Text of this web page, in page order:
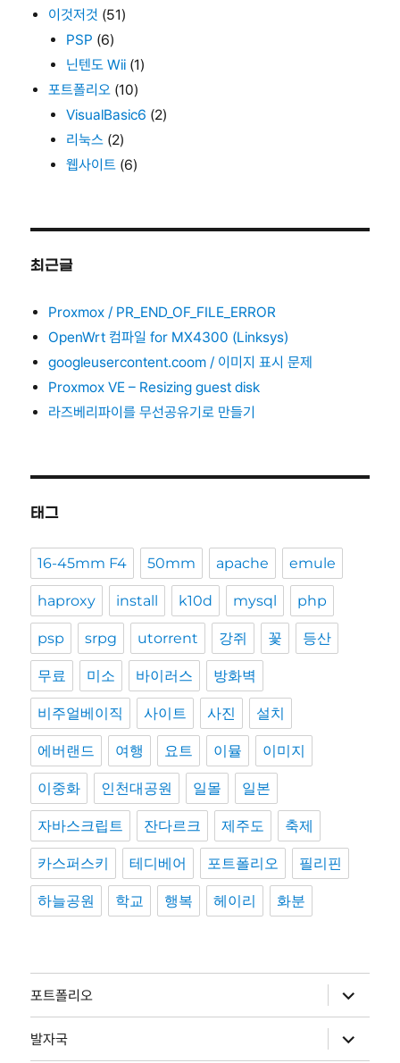
이것저것 (51)
PSP (6)
닌텐도 Wii (1)
포트폴리오 (10)
VisualBasic6 (2)
리눅스 (2)
웹사이트 (6)
최근글
Proxmox / PR_END_OF_FILE_ERROR
OpenWrt 컴파일 for MX4300 (Linksys)
googleusercontent.coom / 이미지 표시 문제
Proxmox VE – Resizing guest disk
라즈베리파이를 무선공유기로 만들기
태그
16-45mm F4 50mm apache emule
haproxy install k10d mysql php
psp srpg utorrent 강쥐 꽃 등산
무료 미소 바이러스 방화벽
비주얼베이직 사이트 사진 설치
에버랜드 여행 요트 이뮬 이미지
이중화 인천대공원 일몰 일본
자바스크립트 잔다르크 제주도 축제
카스퍼스키 테디베어 포트폴리오 필리핀
하늘공원 학교 행복 헤이리 화분
포트폴리오
위
메
뉴
확
발자국
위